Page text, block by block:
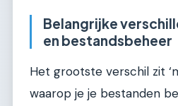
Belangrijke
en bestandsbeheer
Het grootste verschil zit
waarop je je bestanden